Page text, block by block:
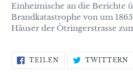
Einheimische an die Berichte
Brandkatastrophe von um
Häuser der Ötringerstrasse
TEILENAUF
FACEBOOK
TWITTERN